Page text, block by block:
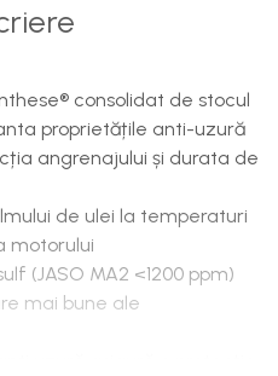
consolidat de stocul
proprietățile anti-uzură
angrenajului și durata de
de ulei la temperaturi
motorului
(JASO MA2 <1200 ppm)
mai bune ale